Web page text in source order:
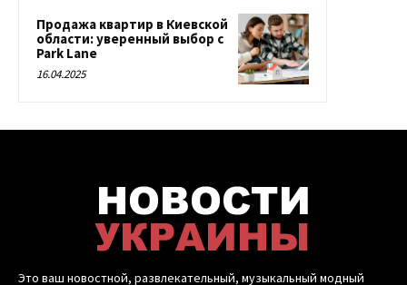
Продажа квартир в Киевской
области: уверенный выбор с
Park Lane
16.04.2025
Это ваш новостной, развлекательный, музыкальный модный